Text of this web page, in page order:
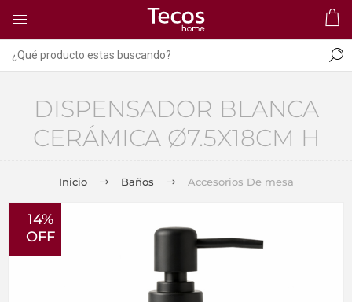
DISPENSADOR BLANCA
CERÁMICA Ø7.5X18CM H
Inicio Baños Accesorios De mesa
14%
OFF